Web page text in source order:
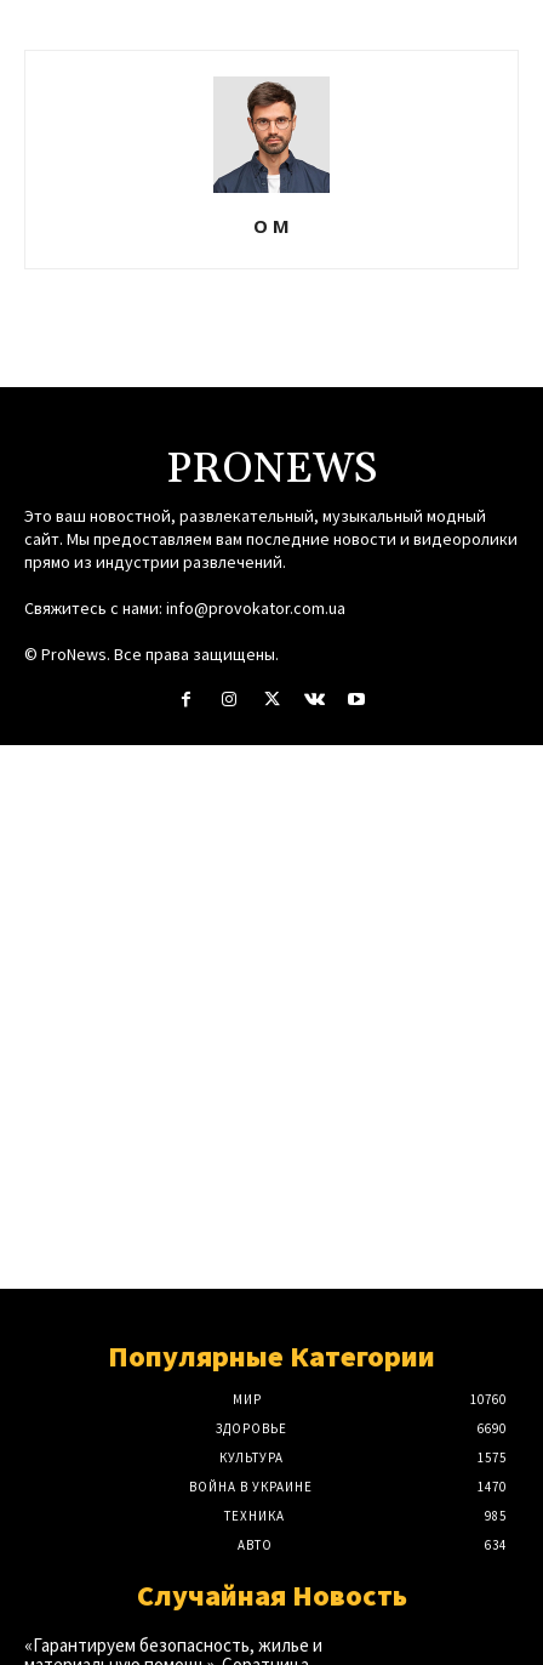
О М
PRONEWS
Это ваш новостной, развлекательный, музыкальный модный
сайт. Мы предоставляем вам последние новости и видеоролики
прямо из индустрии развлечений.
Свяжитесь с нами: info@provokator.com.ua
© ProNews. Все права защищены.
Популярные Категории
МИР
10760
ЗДОРОВЬЕ
6690
КУЛЬТУРА
1575
ВОЙНА В УКРАИНЕ
1470
ТЕХНИКА
985
АВТО
634
Случайная Новость
«Гарантируем безопасность, жилье и